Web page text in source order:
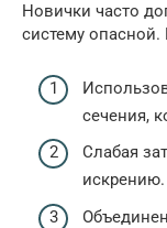
Новички часто
систему
сечения,
Слабая
искрению.